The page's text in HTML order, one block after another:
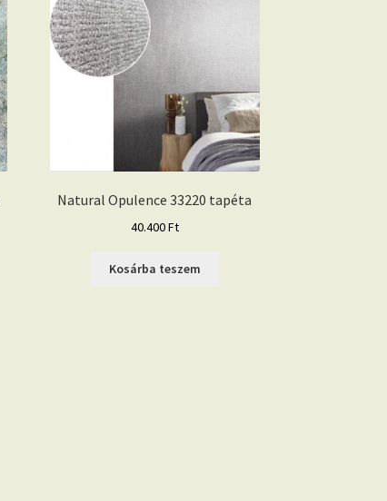
Natural Opulence 33220 tapéta
40.400Ft
Kosárba teszem